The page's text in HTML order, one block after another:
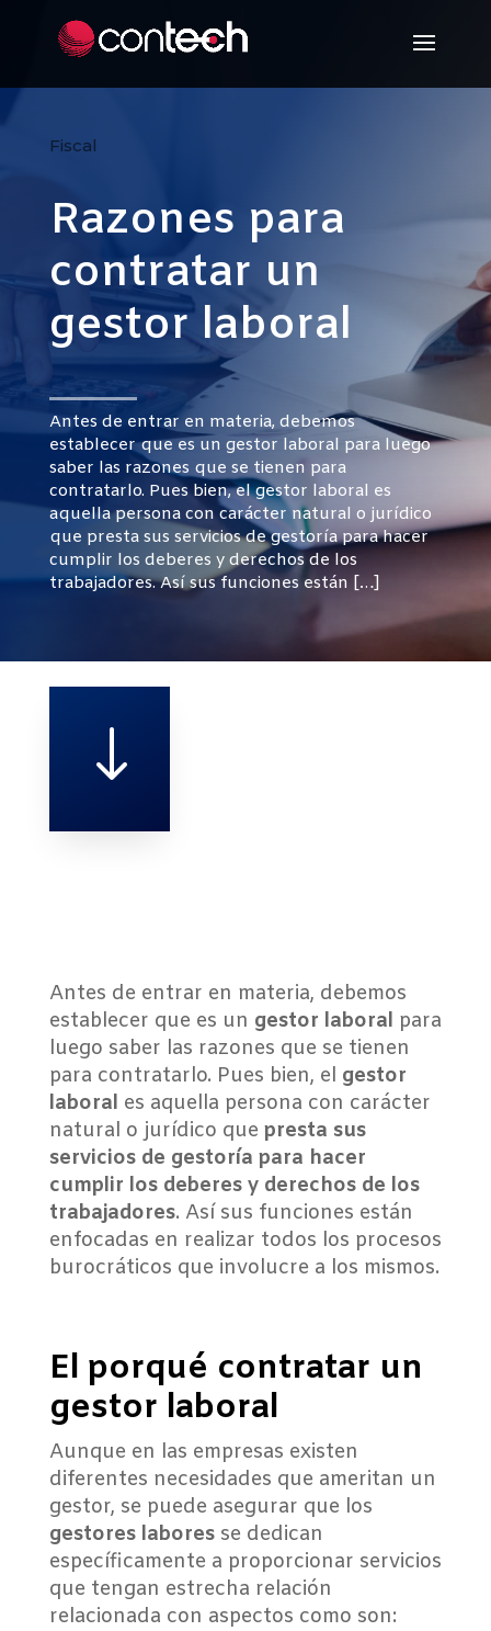
Fiscal
Razones para
contratar un
gestor laboral
Antes de entrar en materia, debemos
establecer que es un gestor laboral para luego
saber las razones que se tienen para
contratarlo. Pues bien, el gestor laboral es
aquella persona con carácter natural o jurídico
que presta sus servicios de gestoría para hacer
cumplir los deberes y derechos de los
trabajadores. Así sus funciones están […]
"
Antes de entrar en materia, debemos
establecer que es un gestor laboral para
luego saber las razones que se tienen
para contratarlo. Pues bien, el gestor
laboral es aquella persona con carácter
natural o jurídico que presta sus
servicios de gestoría para hacer
cumplir los deberes y derechos de los
trabajadores. Así sus funciones están
enfocadas en realizar todos los procesos
burocráticos que involucre a los mismos.
El porqué contratar un
gestor laboral
Aunque en las empresas existen
diferentes necesidades que ameritan un
gestor, se puede asegurar que los
gestores labores se dedican
específicamente a proporcionar servicios
que tengan estrecha relación
relacionada con aspectos como son: